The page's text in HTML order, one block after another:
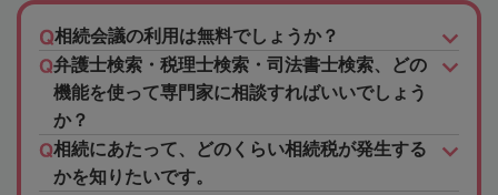
相続会議の利用は無料でしょうか？
弁護士検索・税理士検索・司法書士検索、どの
機能を使って専門家に相談すればいいでしょう
か？
相続にあたって、どのくらい相続税が発生する
かを知りたいです。